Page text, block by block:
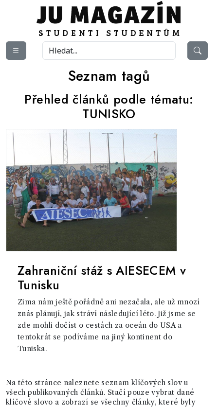
Seznam tagů
Přehled článků podle tématu:
TUNISKO
Zahraniční stáž s AIESECEM v
Tunisku
Zima nám ještě pořádně ani nezačala, ale už mnozí
znás plánují, jak stráví následující léto. Již jsme se
zde mohli dočíst o cestách za oceán do USA a
tentokrát se podíváme na jiný kontinent do
Tuniska.
Na této stránce naleznete seznam klíčových slov u
všech publikovaných článků. Stačí pouze vybrat dané
klíčové slovo a zobrazí se všechny články, které byly